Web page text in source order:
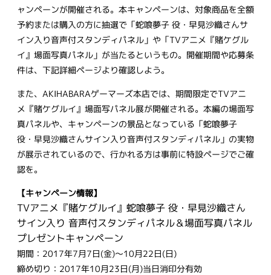
ャンペーンが開催される。本キャンペーンは、対象商品を全額
予約または購入の方に抽選で「蛇喰夢子 役・早見沙織さんサ
イン入り音声付スタンディパネル」や「TVアニメ『賭ケグル
イ』場面写真パネル」が当たるというもの。開催期間や応募条
件は、下記詳細ページより確認しよう。
また、AKIHABARAゲーマーズ本店では、期間限定でTVアニ
メ『賭ケグルイ』場面写パネル展が開催される。本編の場面写
真パネルや、キャンペーンの景品となっている「蛇喰夢子
役・早見沙織さんサイン入り音声付スタンディパネル」の実物
が展示されているので、行かれる方は事前に特設ページでご確
認を。
【キャンペーン情報】
TVアニメ『賭ケグルイ』蛇喰夢子 役・早見沙織さん
サイン入り 音声付スタンディパネル＆場面写真パネル
プレゼントキャンペーン
期間：2017年7月7日(金)～10月22日(日)
締め切り：2017年10月23日(月)当日消印分有効